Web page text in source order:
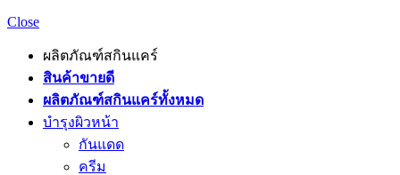
Close
ผลิตภัณฑ์สกินแคร์
สินค้าขายดี
ผลิตภัณฑ์สกินแคร์ทั้งหมด
บำรุงผิวหน้า
กันแดด
ครีม